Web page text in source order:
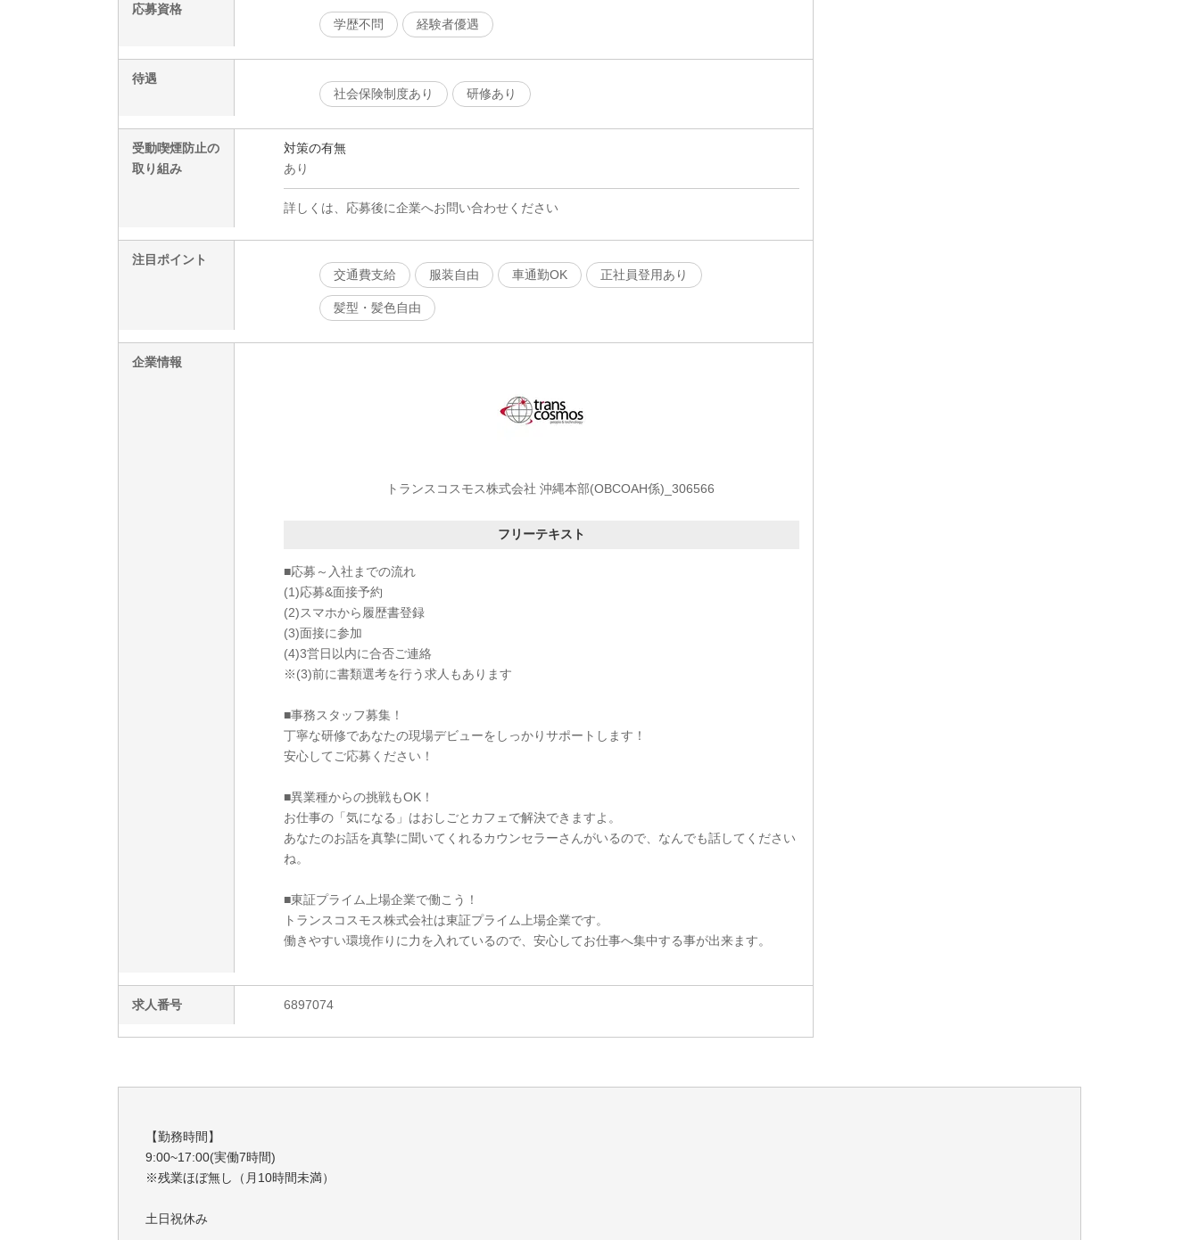
応募資格
学歴不問
経験者優遇
待遇
社会保険制度あり
研修あり
受動喫煙防止の
取り組み
対策の有無
あり
詳しくは、応募後に企業へお問い合わせください
注目ポイント
交通費支給
服装自由 車通勤OK 正社員登用あり
髪型・髪色自由
企業情報
トランスコスモス株式会社 沖縄本部(OBCOAH係)_306566
フリーテキスト
■応募～入社までの流れ
(1)応募&面接予約
(2)スマホから履歴書登録
(3)面接に参加
(4)3営日以内に合否ご連絡
※(3)前に書類選考を行う求人もあります
■事務スタッフ募集！
丁寧な研修であなたの現場デビューをしっかりサポートします！
安心してご応募ください！
■異業種からの挑戦もOK！
お仕事の「気になる」はおしごとカフェで解決できますよ。
あなたのお話を真摯に聞いてくれるカウンセラーさんがいるので、なんでも話してください
ね。
■東証プライム上場企業で働こう！
トランスコスモス株式会社は東証プライム上場企業です。
働きやすい環境作りに力を入れているので、安心してお仕事へ集中する事が出来ます。
求人番号 6897074
【勤務時間】
9:00~17:00(実働7時間)
※残業ほぼ無し（月10時間未満）
土日祝休み